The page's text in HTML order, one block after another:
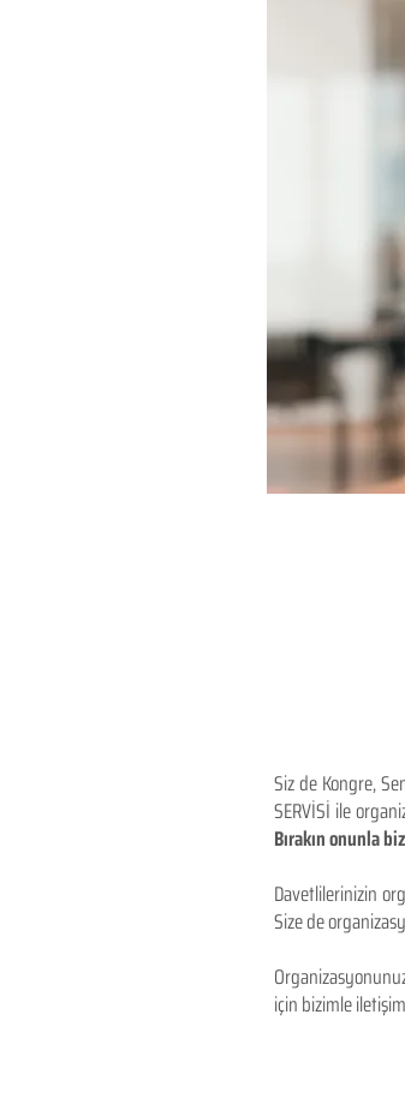
Siz de Kongre,
SERVİSİ ile
Bırakın onunla
Davetlilerinizin
Size de
için bizimle